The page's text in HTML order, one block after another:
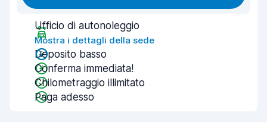
Ufficio di autonoleggio
Mostra i dettagli della sede
Deposito basso
Conferma immediata!
Chilometraggio illimitato
Paga adesso